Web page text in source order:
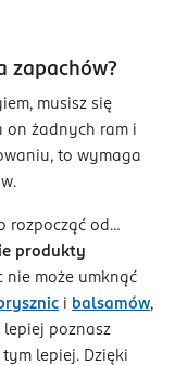
zapachów?
musisz się
on żadnych ram i
to wymaga
rozpocząć od…
produkty
nie może umknąć
i balsamów,
lepiej poznasz
lepiej. Dzięki